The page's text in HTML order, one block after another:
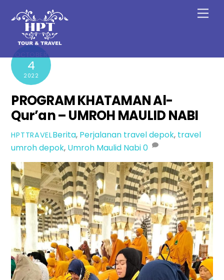
content
OCTOBER
4
2022
PROGRAM KHATAMAN Al-
Qur’an – UMROH MAULID NABI
HPTTRAVELBerita, Perjalanan travel depok, travel
umroh depok, Umroh Maulid Nabi0